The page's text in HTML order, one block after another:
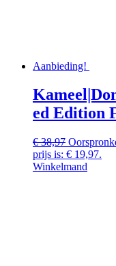
Aanbieding!
ed Edition
€38,97
prijs is: € 19,97.
Winkelmand